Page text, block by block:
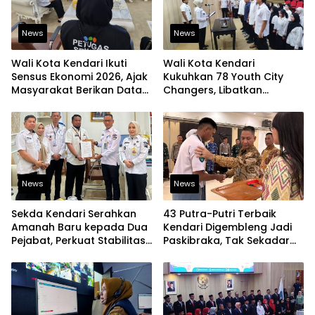
News
Wali Kota Kendari Ikuti
Sensus Ekonomi 2026, Ajak
Masyarakat Berikan Data
News
Wali Kota Kendari
Kukuhkan 78 Youth City
Changers, Libatkan
Perubahan Kota
News
Sekda Kendari Serahkan
Amanah Baru kepada Dua
Pejabat, Perkuat Stabilitas
News
43 Putra-Putri Terbaik
Kendari Digembleng Jadi
Paskibraka, Tak Sekadar